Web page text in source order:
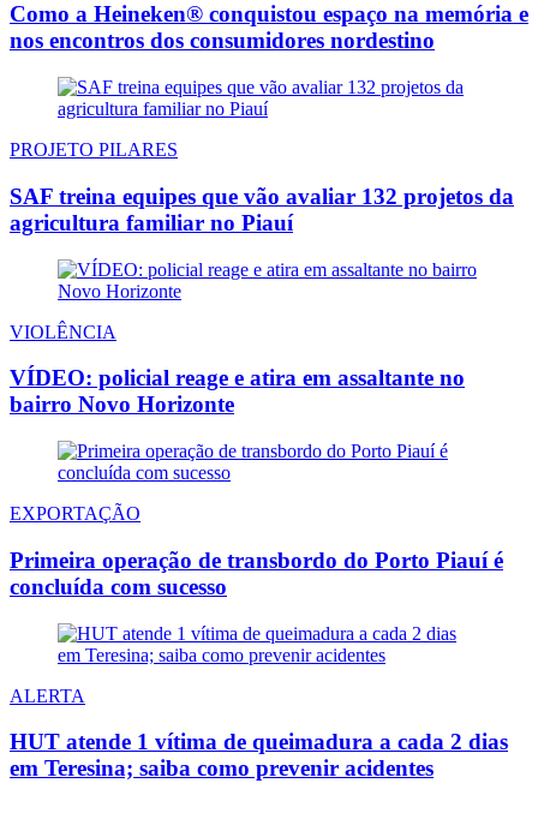
Como a Heineken® conquistou espaço na memória e
nos encontros dos consumidores nordestino
PROJETO PILARES
SAF treina equipes que vão avaliar 132 projetos da
agricultura familiar no Piauí
VIOLÊNCIA
VÍDEO: policial reage e atira em assaltante no
bairro Novo Horizonte
EXPORTAÇÃO
Primeira operação de transbordo do Porto Piauí é
concluída com sucesso
ALERTA
HUT atende 1 vítima de queimadura a cada 2 dias
em Teresina; saiba como prevenir acidentes